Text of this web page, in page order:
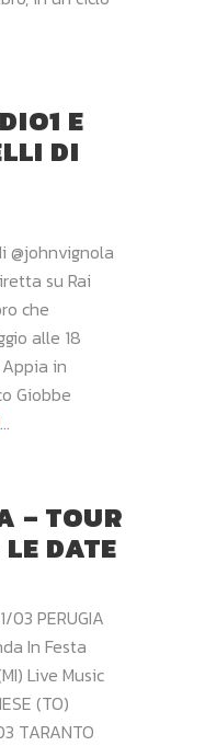
E
DI
@johnvignola
su Rai
che
alle 18
in
Giobbe
...
– TOUR
DATE
03 PERUGIA
In Festa
Live Music
(TO)
TARANTO